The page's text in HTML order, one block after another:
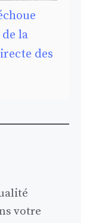
la
des
votre